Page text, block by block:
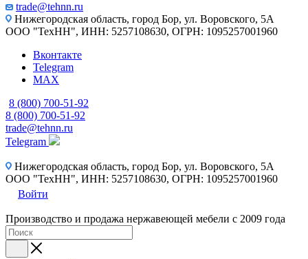
trade@tehnn.ru
Нижегородская область, город Бор, ул. Воровского, 5А
ООО "ТехНН", ИНН: 5257108630, ОГРН: 1095257001960
Вконтакте
Telegram
MAX
8 (800) 700-51-92
8 (800) 700-51-92
trade@tehnn.ru
Telegram
Нижегородская область, город Бор, ул. Воровского, 5А
ООО "ТехНН", ИНН: 5257108630, ОГРН: 1095257001960
Войти
Производство и продажа нержавеющей мебели с 2009 года